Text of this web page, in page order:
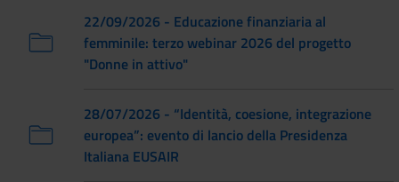
22/09/2026 - Educazione finanziaria al
femminile: terzo webinar 2026 del progetto
"Donne in attivo"
28/07/2026 - “Identità, coesione, integrazione
europea”: evento di lancio della Presidenza
Italiana EUSAIR